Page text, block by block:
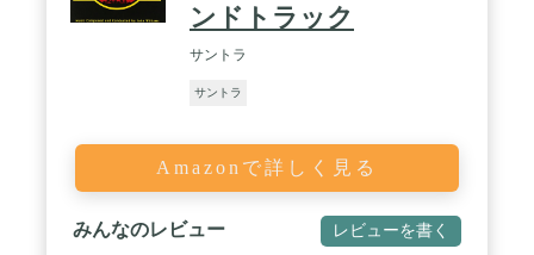
ンドトラック
サントラ
サントラ
Amazonで詳しく見る
みんなのレビュー レビューを書く